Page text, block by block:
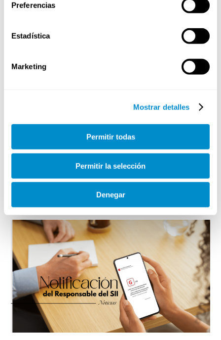
Preferencias
Estadística
Marketing
Mostrar detalles
Permitir todas
Permitir la selección
Denegar
BBVA y canal de denuncias: qué enseña su caso
febrero 19, 2026